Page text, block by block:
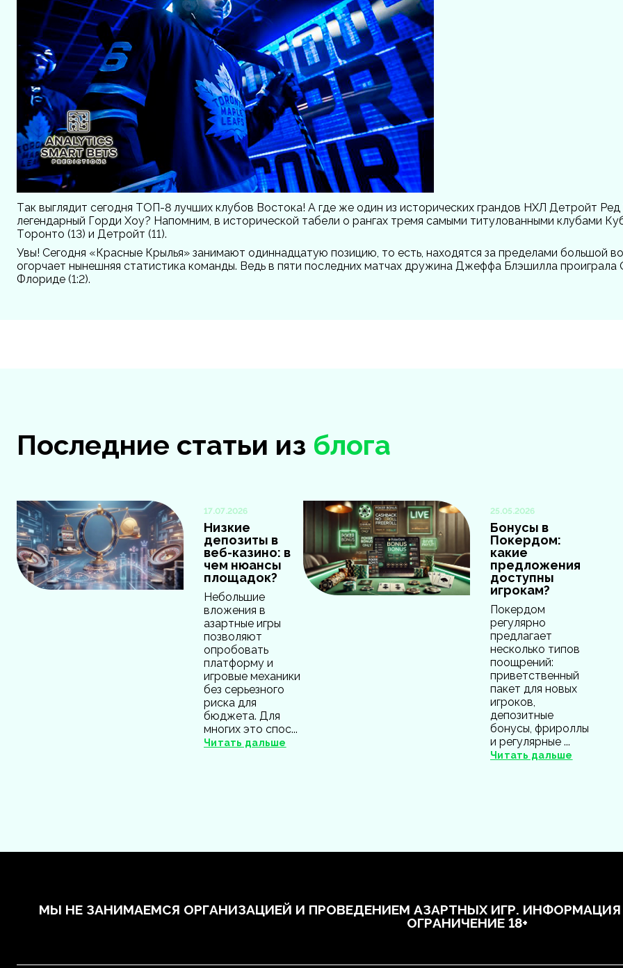
Так выглядит сегодня ТОП-8 лучших клубов Востока! А где же один из исторических грандов НХЛ Детройт Ред
легендарный Горди Хоу? Напомним, в исторической табели о рангах тремя самыми титулованными клубами
Торонто (13) и Детройт (11).
Увы! Сегодня «Красные Крылья» занимают одиннадцатую позицию, то есть, находятся за пределами большой
огорчает нынешняя статистика команды. Ведь в пяти последних матчах дружина Джеффа Блэшилла проиграла
Флориде (1:2).
Последние статьи из блога
17.07.2026
Низкие
депозиты в
веб-казино: в
чем нюансы
площадок?
Небольшие
вложения в
азартные игры
позволяют
опробовать
платформу и
игровые механики
без серьезного
риска для
бюджета. Для
многих это спос...
Читать дальше
25.05.2026
Бонусы в
Покердом:
какие
предложения
доступны
игрокам?
Покердом
регулярно
предлагает
несколько типов
поощрений:
приветственный
пакет для новых
игроков,
депозитные
бонусы, фрироллы
и регулярные ...
Читать дальше
МЫ НЕ ЗАНИМАЕМСЯ ОРГАНИЗАЦИЕЙ И ПРОВЕДЕНИЕМ АЗАРТНЫХ ИГР.
ОГРАНИЧЕНИЕ 18+